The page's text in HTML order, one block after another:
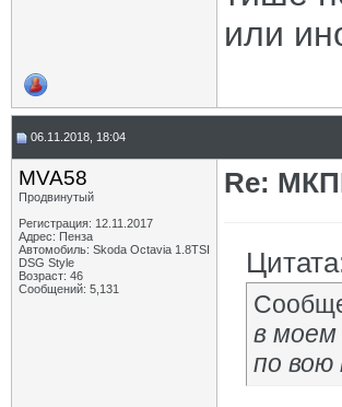
или
06.11.2018, 18:04
MVA58
Продвинутый
Регистрация: 12.11.2017
Адрес: Пенза
Автомобиль: Skoda Octavia 1.8TSI
DSG Style
Возраст: 46
Сообщений: 5,131
Re:
в моем
по вою